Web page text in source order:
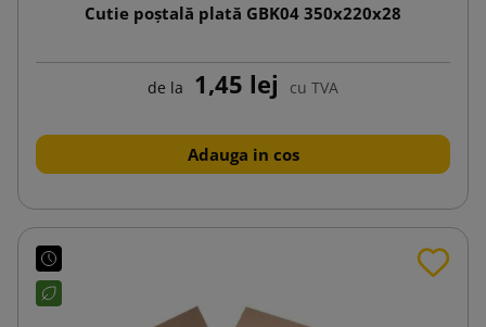
Cutie poștală plată GBK04 350x220x28
de la 1,45 lej cu TVA
Adauga in cos